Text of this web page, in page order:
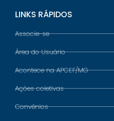
LINKS RÁPIDOS
Associe-se
Área do Usuário
Acontece na APCEF/MG
Ações coletivas
Convênios